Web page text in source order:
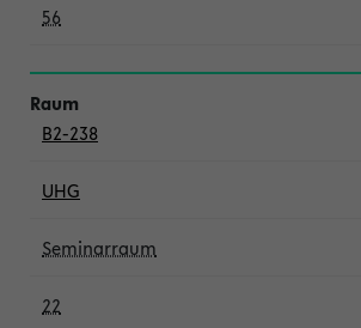
56
B2-238
UHG
Seminarraum
22